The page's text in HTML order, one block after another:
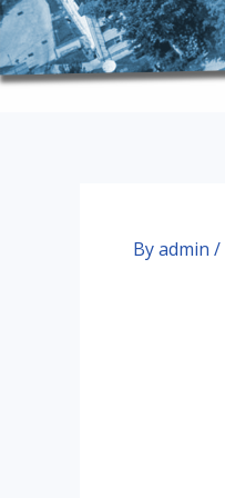
Byadmin /